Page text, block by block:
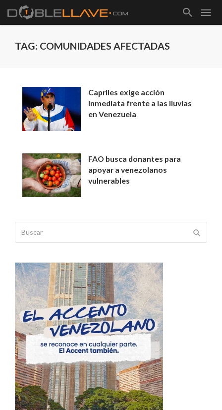
TAG: COMUNIDADES AFECTADAS
Capriles exige acción
inmediata frente a las lluvias
en Venezuela
FAO busca donantes para
apoyar a venezolanos
vulnerables